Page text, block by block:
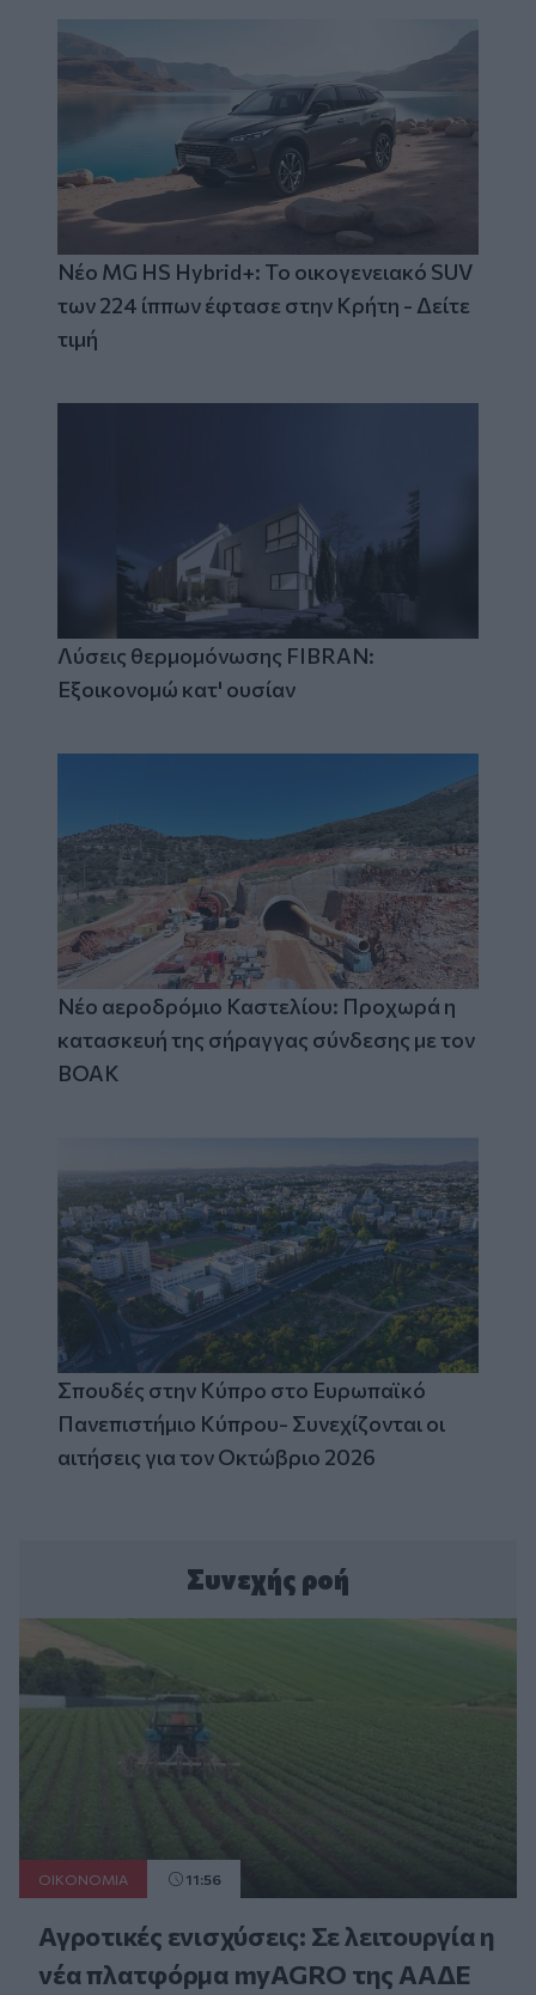
Νέο MG HS Hybrid+: Το οικογενειακό SUV
των 224 ίππων έφτασε στην Κρήτη - Δείτε
τιμή
Λύσεις θερμομόνωσης FIBRAN:
Εξοικονομώ κατ' ουσίαν
Νέο αεροδρόμιο Καστελίου: Προχωρά η
κατασκευή της σήραγγας σύνδεσης με τον
ΒΟΑΚ
Σπουδές στην Κύπρο στο Ευρωπαϊκό
Πανεπιστήμιο Κύπρου- Συνεχίζονται οι
αιτήσεις για τον Οκτώβριο 2026
Συνεχής ροή
ΟΙΚΟΝΟΜΙΑ 11:56
Αγροτικές ενισχύσεις: Σε λειτουργία η
νέα πλατφόρμα myAGRO της ΑΑΔΕ